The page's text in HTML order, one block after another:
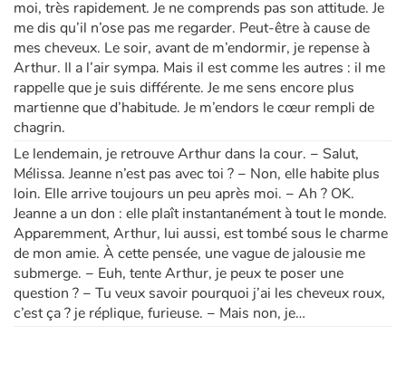
moi, très rapidement. Je ne comprends pas son attitude. Je
me dis qu’il n’ose pas me regarder. Peut-être à cause de
mes cheveux. Le soir, avant de m’endormir, je repense à
Arthur. Il a l’air sympa. Mais il est comme les autres : il me
rappelle que je suis différente. Je me sens encore plus
martienne que d’habitude. Je m’endors le cœur rempli de
chagrin.
Le lendemain, je retrouve Arthur dans la cour. − Salut,
Mélissa. Jeanne n’est pas avec toi ? − Non, elle habite plus
loin. Elle arrive toujours un peu après moi. − Ah ? OK.
Jeanne a un don : elle plaît instantanément à tout le monde.
Apparemment, Arthur, lui aussi, est tombé sous le charme
de mon amie. À cette pensée, une vague de jalousie me
submerge. − Euh, tente Arthur, je peux te poser une
question ? − Tu veux savoir pourquoi j’ai les cheveux roux,
c’est ça ? je réplique, furieuse. − Mais non, je…